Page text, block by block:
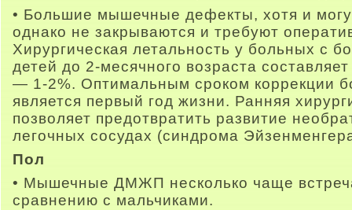
• Большие мышечные дефекты, хотя и
однако не закрываются и требуют
Хирургическая летальность у больных
детей до 2-месячного возраста
— 1-2%. Оптимальным сроком
является первый год жизни. Ранняя
позволяет предотвратить развитие
легочных сосудах (синдрома
Пол
• Мышечные ДМЖП несколько чаще
сравнению с мальчиками.